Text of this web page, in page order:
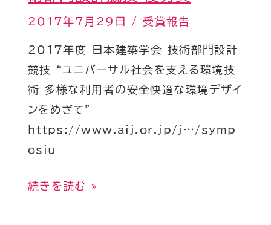
2017年7月29日 / 受賞報告
2017年度 日本建築学会 技術部門設計
競技 “ユニバーサル社会を支える環境技
術 多様な利用者の安全快適な環境デザイ
ンをめざて”
https://www.aij.or.jp/j…/symp
osiu
賞
続きを読む »